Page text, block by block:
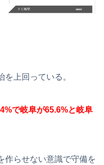
上回っている。
で岐阜が65.6%と岐阜
作らせない意識で守備を